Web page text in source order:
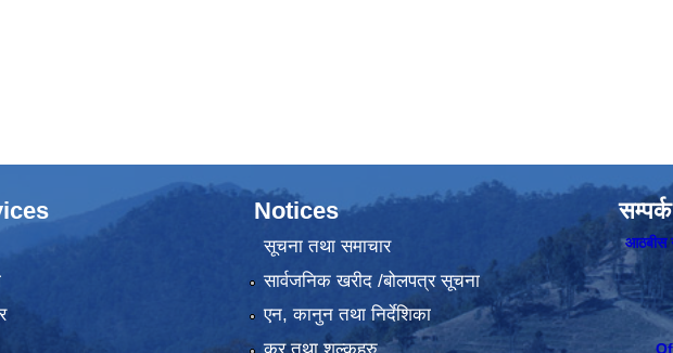
Notices
सूचना तथा समाचार
सार्वजनिक खरीद /बोलपत्र सूचना
एन, कानुन तथा निर्देशिका
कर तथा शुल्कहरु
सम्पर्क
आठबीस